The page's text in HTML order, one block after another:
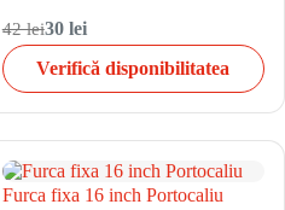
42 lei30 lei
Verifică disponibilitatea
Furca fixa 16 inch Portocaliu